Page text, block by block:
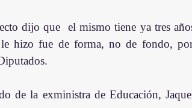
dijo que  el mismo tiene ya tres
hizo fue de forma, no de fondo,
de la exministra de Educación,